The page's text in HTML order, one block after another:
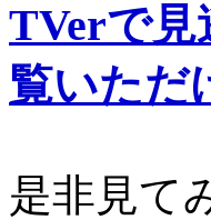
TVerで見
覧いただ
是非見て